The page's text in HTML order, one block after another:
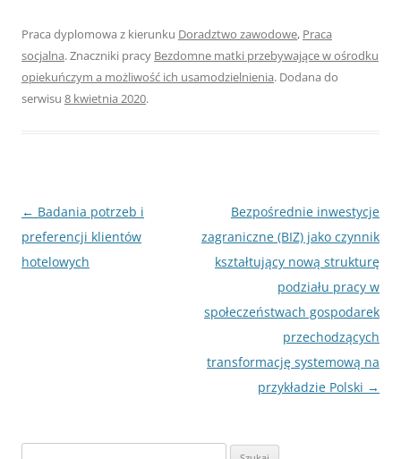
Praca dyplomowa z kierunku Doradztwo zawodowe, Praca
socjalna. Znaczniki pracy Bezdomne matki przebywające w ośrodku
opiekuńczym a możliwość ich usamodzielnienia. Dodana do
serwisu 8 kwietnia 2020.
Nawigacja
wpisu
← Badania potrzeb i
preferencji klientów
hotelowych
Bezpośrednie inwestycje
zagraniczne (BIZ) jako czynnik
kształtujący nową strukturę
podziału pracy w
społeczeństwach gospodarek
przechodzących
transformację systemową na
przykładzie Polski →